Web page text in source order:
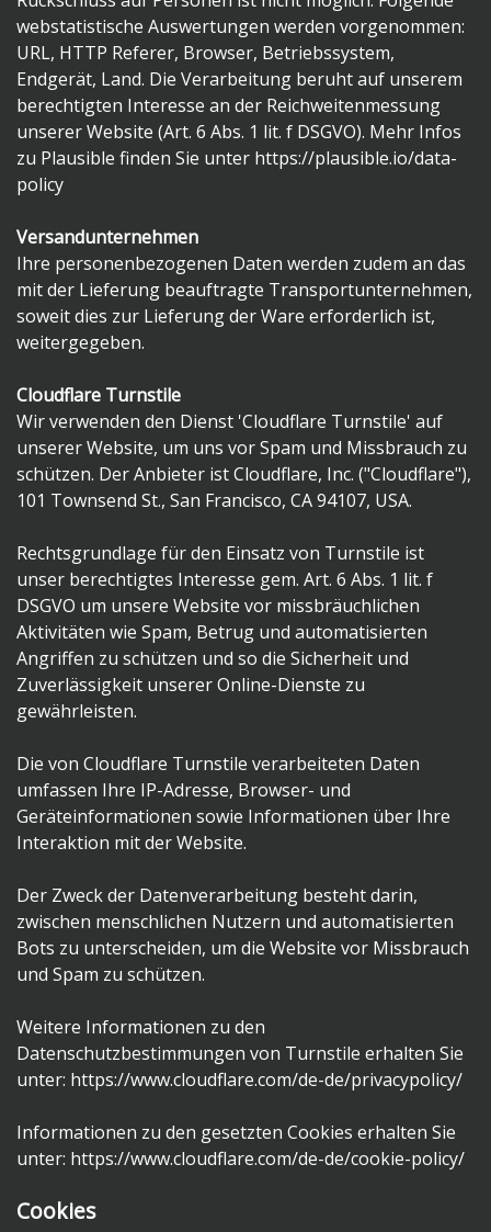
webstatistische Auswertungen werden vorgenommen:
URL, HTTP Referer, Browser, Betriebssystem,
Endgerät, Land. Die Verarbeitung beruht auf unserem
berechtigten Interesse an der Reichweitenmessung
unserer Website (Art. 6 Abs. 1 lit. f DSGVO). Mehr Infos
zu Plausible finden Sie unter https://plausible.io/data-
policy
Versandunternehmen
Ihre personenbezogenen Daten werden zudem an das
mit der Lieferung beauftragte Transportunternehmen,
soweit dies zur Lieferung der Ware erforderlich ist,
weitergegeben.
Cloudflare Turnstile
Wir verwenden den Dienst 'Cloudflare Turnstile' auf
unserer Website, um uns vor Spam und Missbrauch zu
schützen. Der Anbieter ist Cloudflare, Inc. ("Cloudflare"),
101 Townsend St., San Francisco, CA 94107, USA.
Rechtsgrundlage für den Einsatz von Turnstile ist
unser berechtigtes Interesse gem. Art. 6 Abs. 1 lit. f
DSGVO um unsere Website vor missbräuchlichen
Aktivitäten wie Spam, Betrug und automatisierten
Angriffen zu schützen und so die Sicherheit und
Zuverlässigkeit unserer Online-Dienste zu
gewährleisten.
Die von Cloudflare Turnstile verarbeiteten Daten
umfassen Ihre IP-Adresse, Browser- und
Geräteinformationen sowie Informationen über Ihre
Interaktion mit der Website.
Der Zweck der Datenverarbeitung besteht darin,
zwischen menschlichen Nutzern und automatisierten
Bots zu unterscheiden, um die Website vor Missbrauch
und Spam zu schützen.
Weitere Informationen zu den
Datenschutzbestimmungen von Turnstile erhalten Sie
unter: https://www.cloudflare.com/de-de/privacypolicy/
Informationen zu den gesetzten Cookies erhalten Sie
unter: https://www.cloudflare.com/de-de/cookie-policy/
Cookies